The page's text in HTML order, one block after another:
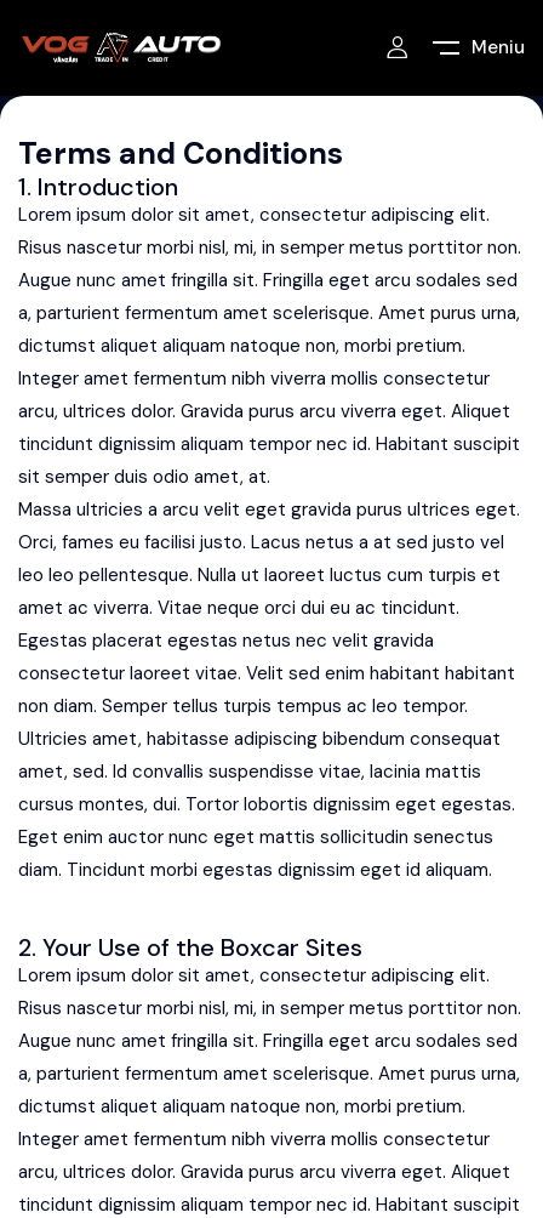
Meniu
Terms and Conditions
1. Introduction
Lorem ipsum dolor sit amet, consectetur adipiscing elit.
Risus nascetur morbi nisl, mi, in semper metus porttitor non.
Augue nunc amet fringilla sit. Fringilla eget arcu sodales sed
a, parturient fermentum amet scelerisque. Amet purus urna,
dictumst aliquet aliquam natoque non, morbi pretium.
Integer amet fermentum nibh viverra mollis consectetur
arcu, ultrices dolor. Gravida purus arcu viverra eget. Aliquet
tincidunt dignissim aliquam tempor nec id. Habitant suscipit
sit semper duis odio amet, at.
Massa ultricies a arcu velit eget gravida purus ultrices eget.
Orci, fames eu facilisi justo. Lacus netus a at sed justo vel
leo leo pellentesque. Nulla ut laoreet luctus cum turpis et
amet ac viverra. Vitae neque orci dui eu ac tincidunt.
Egestas placerat egestas netus nec velit gravida
consectetur laoreet vitae. Velit sed enim habitant habitant
non diam. Semper tellus turpis tempus ac leo tempor.
Ultricies amet, habitasse adipiscing bibendum consequat
amet, sed. Id convallis suspendisse vitae, lacinia mattis
cursus montes, dui. Tortor lobortis dignissim eget egestas.
Eget enim auctor nunc eget mattis sollicitudin senectus
diam. Tincidunt morbi egestas dignissim eget id aliquam.
2. Your Use of the Boxcar Sites
Lorem ipsum dolor sit amet, consectetur adipiscing elit.
Risus nascetur morbi nisl, mi, in semper metus porttitor non.
Augue nunc amet fringilla sit. Fringilla eget arcu sodales sed
a, parturient fermentum amet scelerisque. Amet purus urna,
dictumst aliquet aliquam natoque non, morbi pretium.
Integer amet fermentum nibh viverra mollis consectetur
arcu, ultrices dolor. Gravida purus arcu viverra eget. Aliquet
tincidunt dignissim aliquam tempor nec id. Habitant suscipit